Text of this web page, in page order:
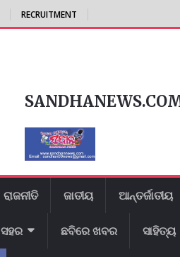
RECRUITMENT
ରାଜନୀତି ଜାତୀୟ ଆନ୍ତର୍ଜାତୀୟ
ସହର ଛବିରେ ଖବର ସାହିତ୍ୟ